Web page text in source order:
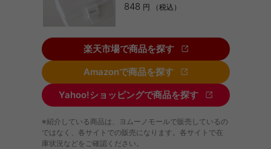
848 円 （税込）
楽天市場で商品を探す
Amazonで商品を探す
Yahoo!ショッピングで商品を探す
※紹介している商品は、ヨムーノモールで販売しているの
ではなく、各サイトでの販売になります。各サイトで在
庫状況などをご確認ください。